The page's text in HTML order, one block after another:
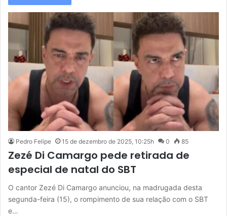
Pedro Felipe 15 de dezembro de 2025, 10:25h 0 85
Zezé Di Camargo pede retirada de
especial de natal do SBT
O cantor Zezé Di Camargo anunciou, na madrugada desta
segunda-feira (15), o rompimento de sua relação com o SBT
e…